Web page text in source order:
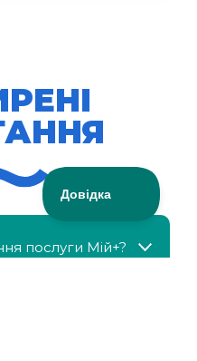
послуги Мій+?